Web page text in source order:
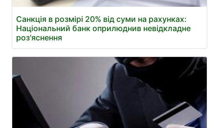
Санкція в розмірі 20% від суми на рахунках:
Національний банк оприлюднив невідкладне
роз'яснення